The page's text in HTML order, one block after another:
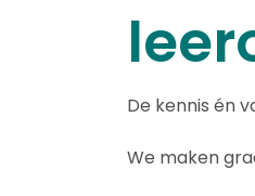
De kennis én
We maken